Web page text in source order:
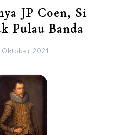
JP Coen, Si
Pulau Banda
Oktober 2021